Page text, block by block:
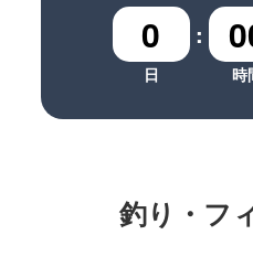
0
日
:
時
釣り・フ